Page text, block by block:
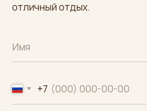
INFO@KUZMINKI-BANI.RU